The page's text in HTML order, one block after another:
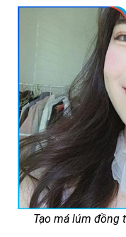
Tạo má lúm đồng